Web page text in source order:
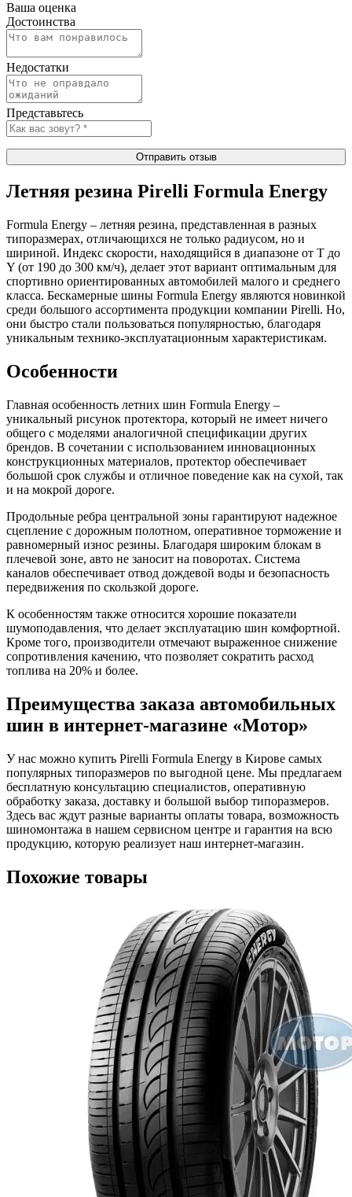
Ваша оценка
Достоинства
Недостатки
Представьтесь
Отправить отзыв
Летняя резина Pirelli Formula Energy
Formula Energy – летняя резина, представленная в разных
типоразмерах, отличающихся не только радиусом, но и
шириной. Индекс скорости, находящийся в диапазоне от T до
Y (от 190 до 300 км/ч), делает этот вариант оптимальным для
спортивно ориентированных автомобилей малого и среднего
класса. Бескамерные шины Formula Energy являются новинкой
среди большого ассортимента продукции компании Pirelli. Но,
они быстро стали пользоваться популярностью, благодаря
уникальным технико-эксплуатационным характеристикам.
Особенности
Главная особенность летних шин Formula Energy –
уникальный рисунок протектора, который не имеет ничего
общего с моделями аналогичной спецификации других
брендов. В сочетании с использованием инновационных
конструкционных материалов, протектор обеспечивает
большой срок службы и отличное поведение как на сухой, так
и на мокрой дороге.
Продольные ребра центральной зоны гарантируют надежное
сцепление с дорожным полотном, оперативное торможение и
равномерный износ резины. Благодаря широким блокам в
плечевой зоне, авто не заносит на поворотах. Система
каналов обеспечивает отвод дождевой воды и безопасность
передвижения по скользкой дороге.
К особенностям также относится хорошие показатели
шумоподавления, что делает эксплуатацию шин комфортной.
Кроме того, производители отмечают выраженное снижение
сопротивления качению, что позволяет сократить расход
топлива на 20% и более.
Преимущества заказа автомобильных
шин в интернет-магазине «Мотор»
У нас можно купить Pirelli Formula Energy в Кирове самых
популярных типоразмеров по выгодной цене. Мы предлагаем
бесплатную консультацию специалистов, оперативную
обработку заказа, доставку и большой выбор типоразмеров.
Здесь вас ждут разные варианты оплаты товара, возможность
шиномонтажа в нашем сервисном центре и гарантия на всю
продукцию, которую реализует наш интернет-магазин.
Похожие товары